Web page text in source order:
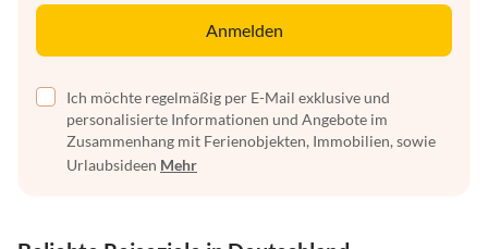
Anmelden
Ich möchte regelmäßig per E-Mail exklusive und
personalisierte Informationen und Angebote im
Zusammenhang mit Ferienobjekten, Immobilien, sowie
Urlaubsideen Mehr